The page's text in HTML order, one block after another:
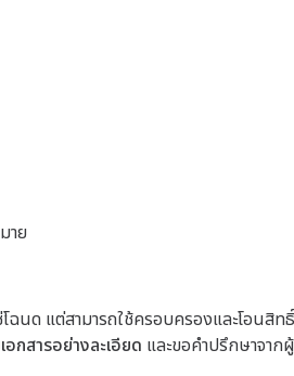
าย
ฉนด แต่สามารถใช้ครอบครองและโอนสิ
กสารอย่างละเอียด และขอคำปรึกษาจา